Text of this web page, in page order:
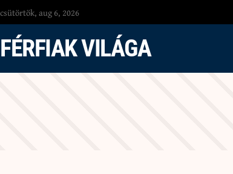
csütörtök, aug 6, 2026
FÉRFIAK VILÁGA